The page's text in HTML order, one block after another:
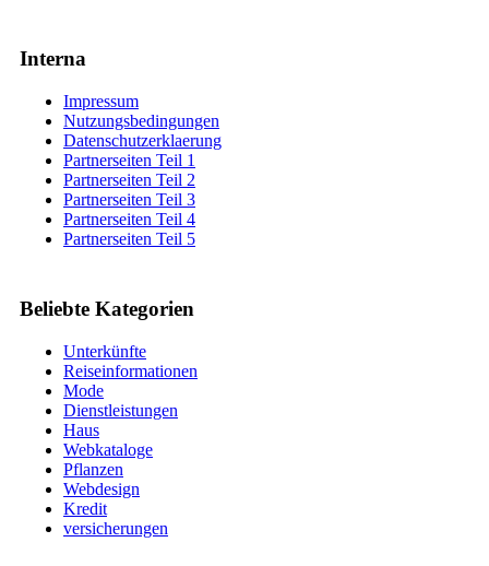
Beliebte Kategorien
Unterkünfte
Reiseinformationen
Mode
Dienstleistungen
Haus
Webkataloge
Pflanzen
Webdesign
Kredit
versicherungen
Interna
Impressum
Nutzungsbedingungen
Datenschutzerklaerung
Partnerseiten Teil 1
Partnerseiten Teil 2
Partnerseiten Teil 3
Partnerseiten Teil 4
Partnerseiten Teil 5